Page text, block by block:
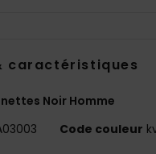
caractéristiques
Noir Homme
Code couleur